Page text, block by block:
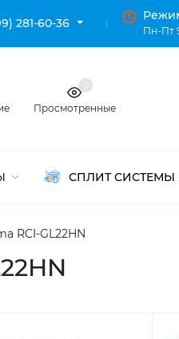
281-60-36
Пн-Пт
Просмотренные
СПЛИТ СИСТЕМЫ
RCI-GL22HN